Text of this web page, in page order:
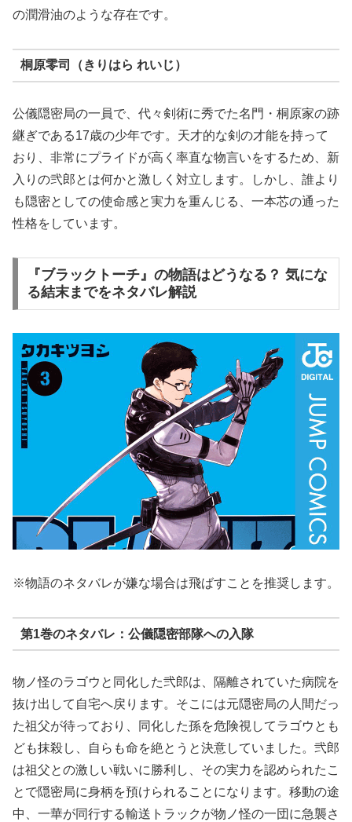
の潤滑油のような存在です。
桐原零司（きりはら れいじ）
公儀隠密局の一員で、代々剣術に秀でた名門・桐原家の跡
継ぎである17歳の少年です。天才的な剣の才能を持って
おり、非常にプライドが高く率直な物言いをするため、新
入りの弐郎とは何かと激しく対立します。しかし、誰より
も隠密としての使命感と実力を重んじる、一本芯の通った
性格をしています。
『ブラックトーチ』の物語はどうなる？ 気にな
る結末までをネタバレ解説
※物語のネタバレが嫌な場合は飛ばすことを推奨します。
第1巻のネタバレ：公儀隠密部隊への入隊
物ノ怪のラゴウと同化した弐郎は、隔離されていた病院を
抜け出して自宅へ戻ります。そこには元隠密局の人間だっ
た祖父が待っており、同化した孫を危険視してラゴウとも
ども抹殺し、自らも命を絶とうと決意していました。弐郎
は祖父との激しい戦いに勝利し、その実力を認められたこ
とで隠密局に身柄を預けられることになります。移動の途
中、一華が同行する輸送トラックが物ノ怪の一団に急襲さ